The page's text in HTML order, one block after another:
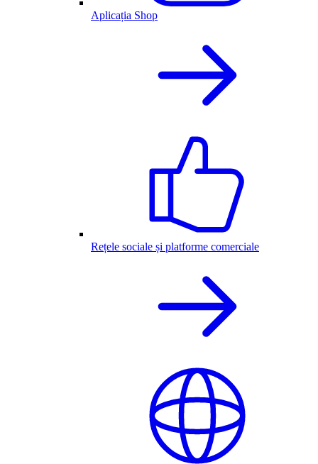
Aplicația Shop
Rețele sociale și platforme comerciale